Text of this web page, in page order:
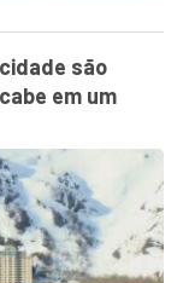
são
em um